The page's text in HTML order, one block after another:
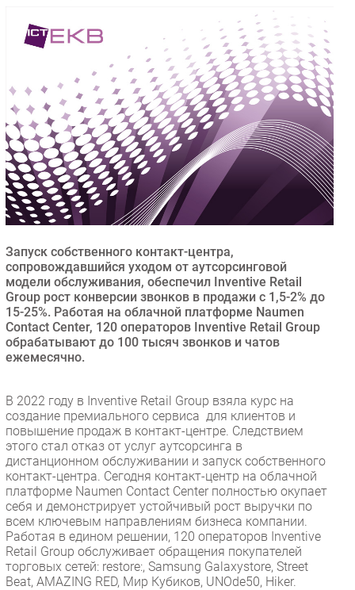
Маркетинг
Оборудование
ПО
Outsourcing
Кадры
Регулирование
Финансы
Web
Инновации
CIO/Управление ИТ
Гаджеты
Здоровье
РАЗДЕЛЫ
Новости
Аналитика
Интервью
Мероприятия
Проекты
IT класс
Тестовый стенд
Каталог компаний
Запуск собственного контакт-центра,
сопровождавшийся уходом от аутсорсинговой
модели обслуживания, обеспечил Inventive Retail
Group рост конверсии звонков в продажи с 1,5-2% до
15-25%. Работая на облачной платформе Naumen
Contact Center, 120 операторов Inventive Retail Group
обрабатывают до 100 тысяч звонков и чатов
ежемесячно.
В 2022 году в Inventive Retail Group взяла курс на
создание премиального сервиса для клиентов и
повышение продаж в контакт-центре. Следствием
этого стал отказ от услуг аутсорсинга в
дистанционном обслуживании и запуск собственного
контакт-центра. Сегодня контакт-центр на облачной
платформе Naumen Сontact Center полностью окупает
себя и демонстрирует устойчивый рост выручки по
всем ключевым направлениям бизнеса компании.
Работая в едином решении, 120 операторов Inventive
Retail Group обслуживает обращения покупателей
торговых сетей: restore:, Samsung Galaxystore, Street
Beat, AMAZING RED, Мир Кубиков, UNOde50, Hiker.